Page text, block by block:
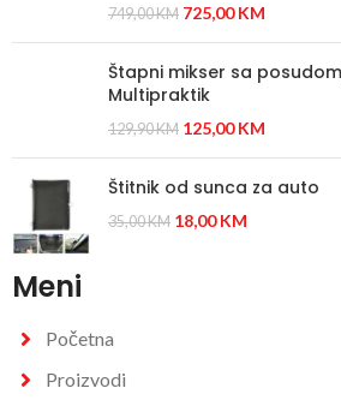
749,00KM 725,00KM
Štapni mikser sa posudom,
Multipraktik
129,90KM 125,00KM
Štitnik od sunca za auto
35,00KM 18,00KM
Meni
Početna
Proizvodi